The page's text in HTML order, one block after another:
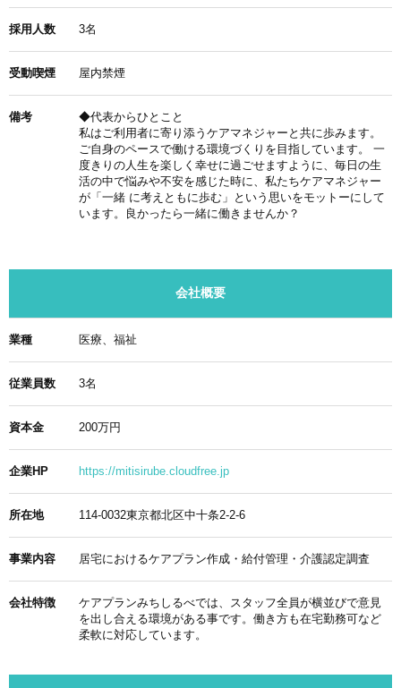
採用人数 3名
受動喫煙 屋内禁煙
備考
◆代表からひとこと
私はご利用者に寄り添うケアマネジャーと共に歩みます。
ご自身のペースで働ける環境づくりを目指しています。 一
度きりの人生を楽しく幸せに過ごせますように、毎日の生
活の中で悩みや不安を感じた時に、私たちケアマネジャー
が「一緒 に考えともに歩む」という思いをモットーにして
います。良かったら一緒に働きませんか？
会社概要
業種 医療、福祉
従業員数 3名
資本金 200万円
企業HP https://mitisirube.cloudfree.jp
所在地 114-0032東京都北区中十条2-2-6
事業内容 居宅におけるケアプラン作成・給付管理・介護認定調査
会社特徴
ケアプランみちしるべでは、スタッフ全員が横並びで意見
を出し合える環境がある事です。働き方も在宅勤務可など
柔軟に対応しています。